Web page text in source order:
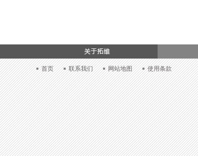
首页 联系我们 网站地图 使用条款